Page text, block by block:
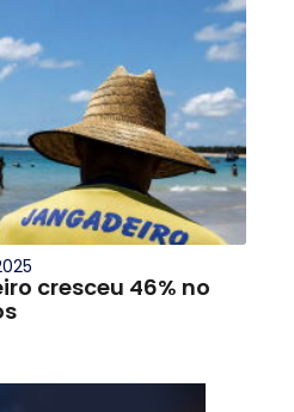
cresceu 46% no